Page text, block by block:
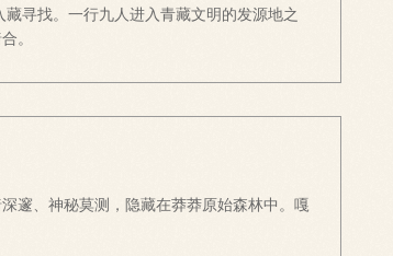
寻找。一行九人进入青藏文明的发源地之
。
邃、神秘莫测，隐藏在莽莽原始森林中。嘎